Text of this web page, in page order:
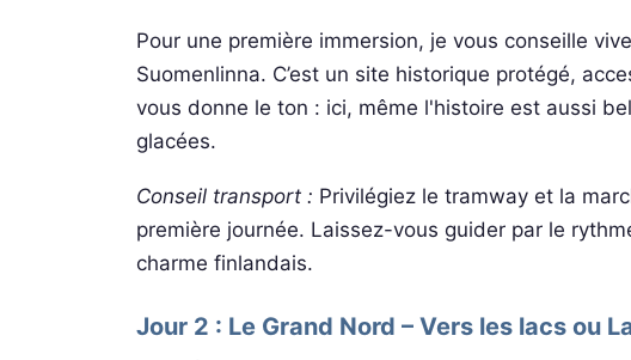
Pour une première immersion, je vous conseille
Suomenlinna. C’est un site historique protégé,
vous donne le ton : ici, même l'histoire est aussi
glacées.
Conseil transport : Privilégiez le tramway et la
première journée. Laissez-vous guider par le
charme finlandais.
Jour 2 : Le Grand Nord – Vers les lacs ou